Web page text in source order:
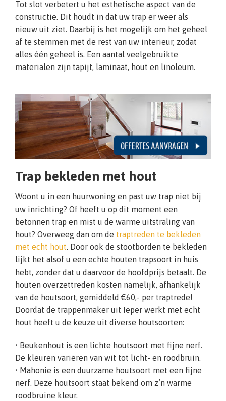
Tot slot verbetert u het esthetische aspect van de
constructie. Dit houdt in dat uw trap er weer als
nieuw uit ziet. Daarbij is het mogelijk om het geheel
af te stemmen met de rest van uw interieur, zodat
alles één geheel is. Een aantal veelgebruikte
materialen zijn tapijt, laminaat, hout en linoleum.
Trap bekleden met hout
Woont u in een huurwoning en past uw trap niet bij
uw inrichting? Of heeft u op dit moment een
betonnen trap en mist u de warme uitstraling van
hout? Overweeg dan om de traptreden te bekleden
met echt hout. Door ook de stootborden te bekleden
lijkt het alsof u een echte houten trapsoort in huis
hebt, zonder dat u daarvoor de hoofdprijs betaalt. De
houten overzettreden kosten namelijk, afhankelijk
van de houtsoort, gemiddeld €60,- per traptrede!
Doordat de trappenmaker uit Ieper werkt met echt
hout heeft u de keuze uit diverse houtsoorten:
• Beukenhout is een lichte houtsoort met fijne nerf.
De kleuren variëren van wit tot licht- en roodbruin.
• Mahonie is een duurzame houtsoort met een fijne
nerf. Deze houtsoort staat bekend om z’n warme
roodbruine kleur.